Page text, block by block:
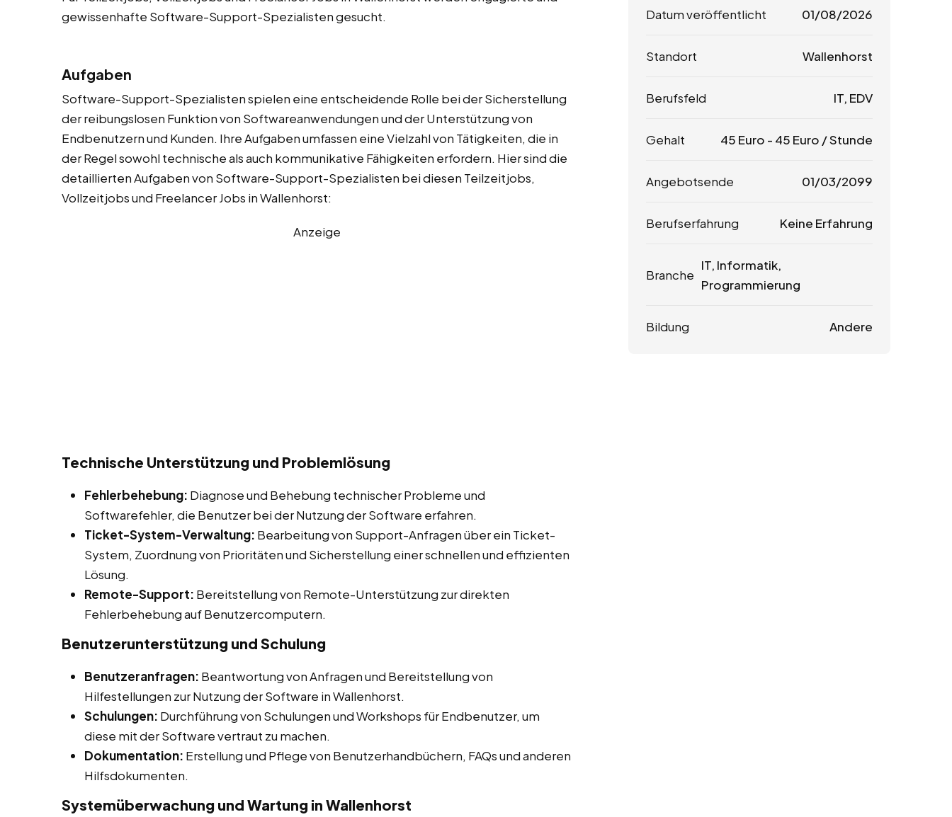
gewissenhafte Software-Support-Spezialisten gesucht.
Aufgaben
Software-Support-Spezialisten spielen eine entscheidende Rolle bei der Sicherstellung
der reibungslosen Funktion von Softwareanwendungen und der Unterstützung von
Endbenutzern und Kunden. Ihre Aufgaben umfassen eine Vielzahl von Tätigkeiten, die in
der Regel sowohl technische als auch kommunikative Fähigkeiten erfordern. Hier sind die
detaillierten Aufgaben von Software-Support-Spezialisten bei diesen Teilzeitjobs,
Vollzeitjobs und Freelancer Jobs in Wallenhorst:
Anzeige
Technische Unterstützung und Problemlösung
Fehlerbehebung: Diagnose und Behebung technischer Probleme und
Softwarefehler, die Benutzer bei der Nutzung der Software erfahren.
Ticket-System-Verwaltung: Bearbeitung von Support-Anfragen über ein Ticket-
System, Zuordnung von Prioritäten und Sicherstellung einer schnellen und effizienten
Lösung.
Remote-Support: Bereitstellung von Remote-Unterstützung zur direkten
Fehlerbehebung auf Benutzercomputern.
Benutzerunterstützung und Schulung
Benutzeranfragen: Beantwortung von Anfragen und Bereitstellung von
Hilfestellungen zur Nutzung der Software in Wallenhorst.
Schulungen: Durchführung von Schulungen und Workshops für Endbenutzer, um
diese mit der Software vertraut zu machen.
Dokumentation: Erstellung und Pflege von Benutzerhandbüchern, FAQs und anderen
Hilfsdokumenten.
Systemüberwachung und Wartung in Wallenhorst
Datum veröffentlicht 01/08/2026
Standort Wallenhorst
Berufsfeld IT, EDV
Gehalt 45 Euro - 45 Euro / Stunde
Angebotsende 01/03/2099
Berufserfahrung Keine Erfahrung
Branche
IT, Informatik,
Programmierung
Bildung Andere